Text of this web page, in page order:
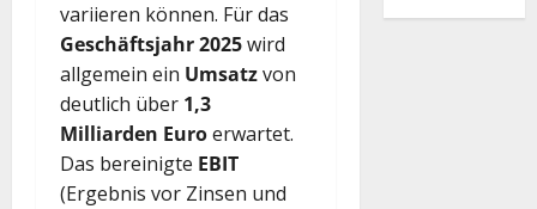
variieren können. Für das
Geschäftsjahr 2025wird
allgemein ein Umsatzvon
deutlich über 1,3
Milliarden Euroerwartet.
Das bereinigte EBIT
(Ergebnis vor Zinsen und